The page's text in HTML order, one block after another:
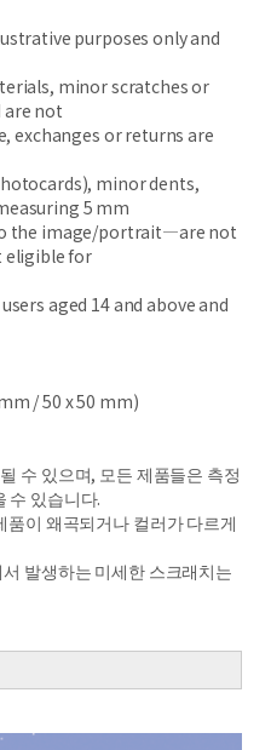
purposes only and
minor scratches or
are not
exchanges or returns are
minor dents,
5 mm
the image/portrait—are not
eligible for
aged 14 and above and
/ 50 x 50 mm)
수 있으며, 모든 제품들은 측정
수 있습니다.
이 왜곡되거나 컬러가 다르게
발생하는 미세한 스크래치는